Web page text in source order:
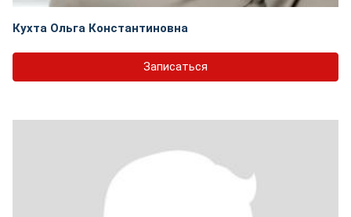
Кухта Ольга Константиновна
Записаться